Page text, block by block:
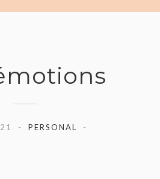
PERSONAL